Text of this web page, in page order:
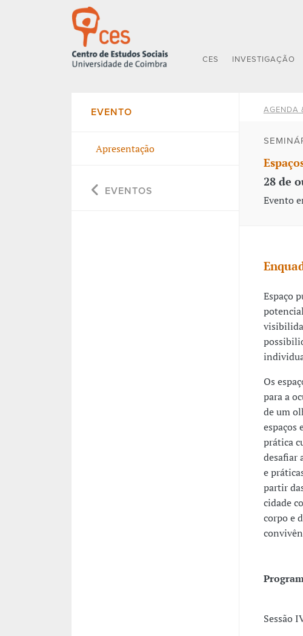
CES INVESTIGAÇÃO
EVENTO
Apresentação
EVENTOS
AGENDA
28 de
Evento
Espaço
Os
para a
de um
espaços
prática
desafiar
e
partir
cidade
corpo e
Sessão